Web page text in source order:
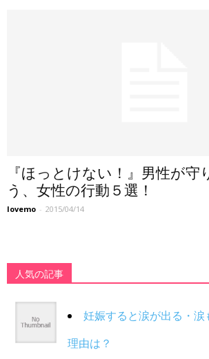
『ほっとけない！』男性が守
う、女性の行動５選！
lovemo - 2015/04/14
人気の記事
妊娠すると涙が出る・涙
理由は？